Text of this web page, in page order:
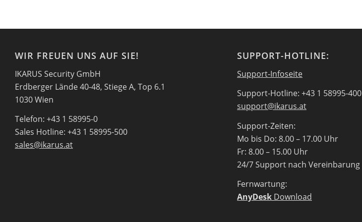
WIR FREUEN UNS AUF SIE!
IKARUS Security GmbH
Erdberger Lände 40-48, Stiege A, Top 6.1
1030 Wien
Telefon: +43 1 58995-0
Sales Hotline: +43 1 58995-500
sales@ikarus.at
SUPPORT-HOTLINE:
Support-Infoseite
Support-Hotline: +43 1 58995-400
support@ikarus.at
Support-Zeiten:
Mo bis Do: 8.00 – 17.00 Uhr
Fr: 8.00 – 15.00 Uhr
24/7 Support nach Vereinbarung
Fernwartung:
AnyDesk Download